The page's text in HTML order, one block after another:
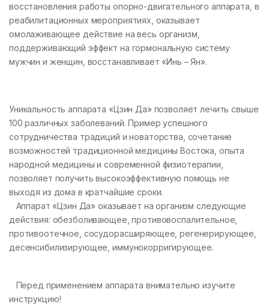
восстановления работы опорно-двигательного аппарата, в
реабилитационных мероприятиях, оказывает
омолаживающее действие на весь организм,
поддерживающий эффект на гормональную систему
мужчин и женщин, восстанавливает «Инь – Ян».
Уникальность аппарата «Цзин Да» позволяет лечить свыше
100 различных заболеваний. Пример успешного
сотрудничества традиций и новаторства, сочетание
возможностей традиционной медицины Востока, опыта
народной медицины и современной физиотерапии,
позволяет получить высокоэффективную помощь не
выходя из дома в кратчайшие сроки.
Аппарат «Цзин Да» оказывает на организм следующие
действия: обезболивающее, противовоспалительное,
противоотечное, сосудорасширяющее, регенерирующее,
десенсибилизирующее, иммунокорригирующее.
Перед применением аппарата внимательно изучите
инструкцию!